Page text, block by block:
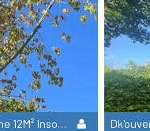
D'tente Dkbane 12M² Insolite - 1 Bedroom + Terrace (No Tv & No Sanitary Facilities)